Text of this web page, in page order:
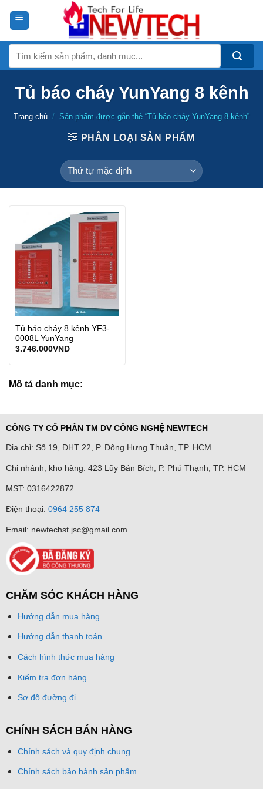
kiếm:
Tủ báo cháy YunYang 8 kênh
Trang chủ / Sản phẩm được gắn thẻ “Tủ báo cháy YunYang 8 kênh”
PHÂN LOẠI SẢN PHẨM
Tủ báo cháy 8 kênh YF3-
0008L YunYang
3.746.000VND
Mô tả danh mục:
CÔNG TY CỔ PHẦN TM DV CÔNG NGHỆ NEWTECH
Địa chỉ: Số 19, ĐHT 22, P. Đông Hưng Thuận, TP. HCM
Chi nhánh, kho hàng: 423 Lũy Bán Bích, P. Phú Thạnh, TP. HCM
MST: 0316422872
Điện thoại: 0964 255 874
Email: newtechst.jsc@gmail.com
CHĂM SÓC KHÁCH HÀNG
Hướng dẫn mua hàng
Hướng dẫn thanh toán
Cách hình thức mua hàng
Kiểm tra đơn hàng
Sơ đồ đường đi
CHÍNH SÁCH BÁN HÀNG
Chính sách và quy định chung
Chính sách bảo hành sản phẩm